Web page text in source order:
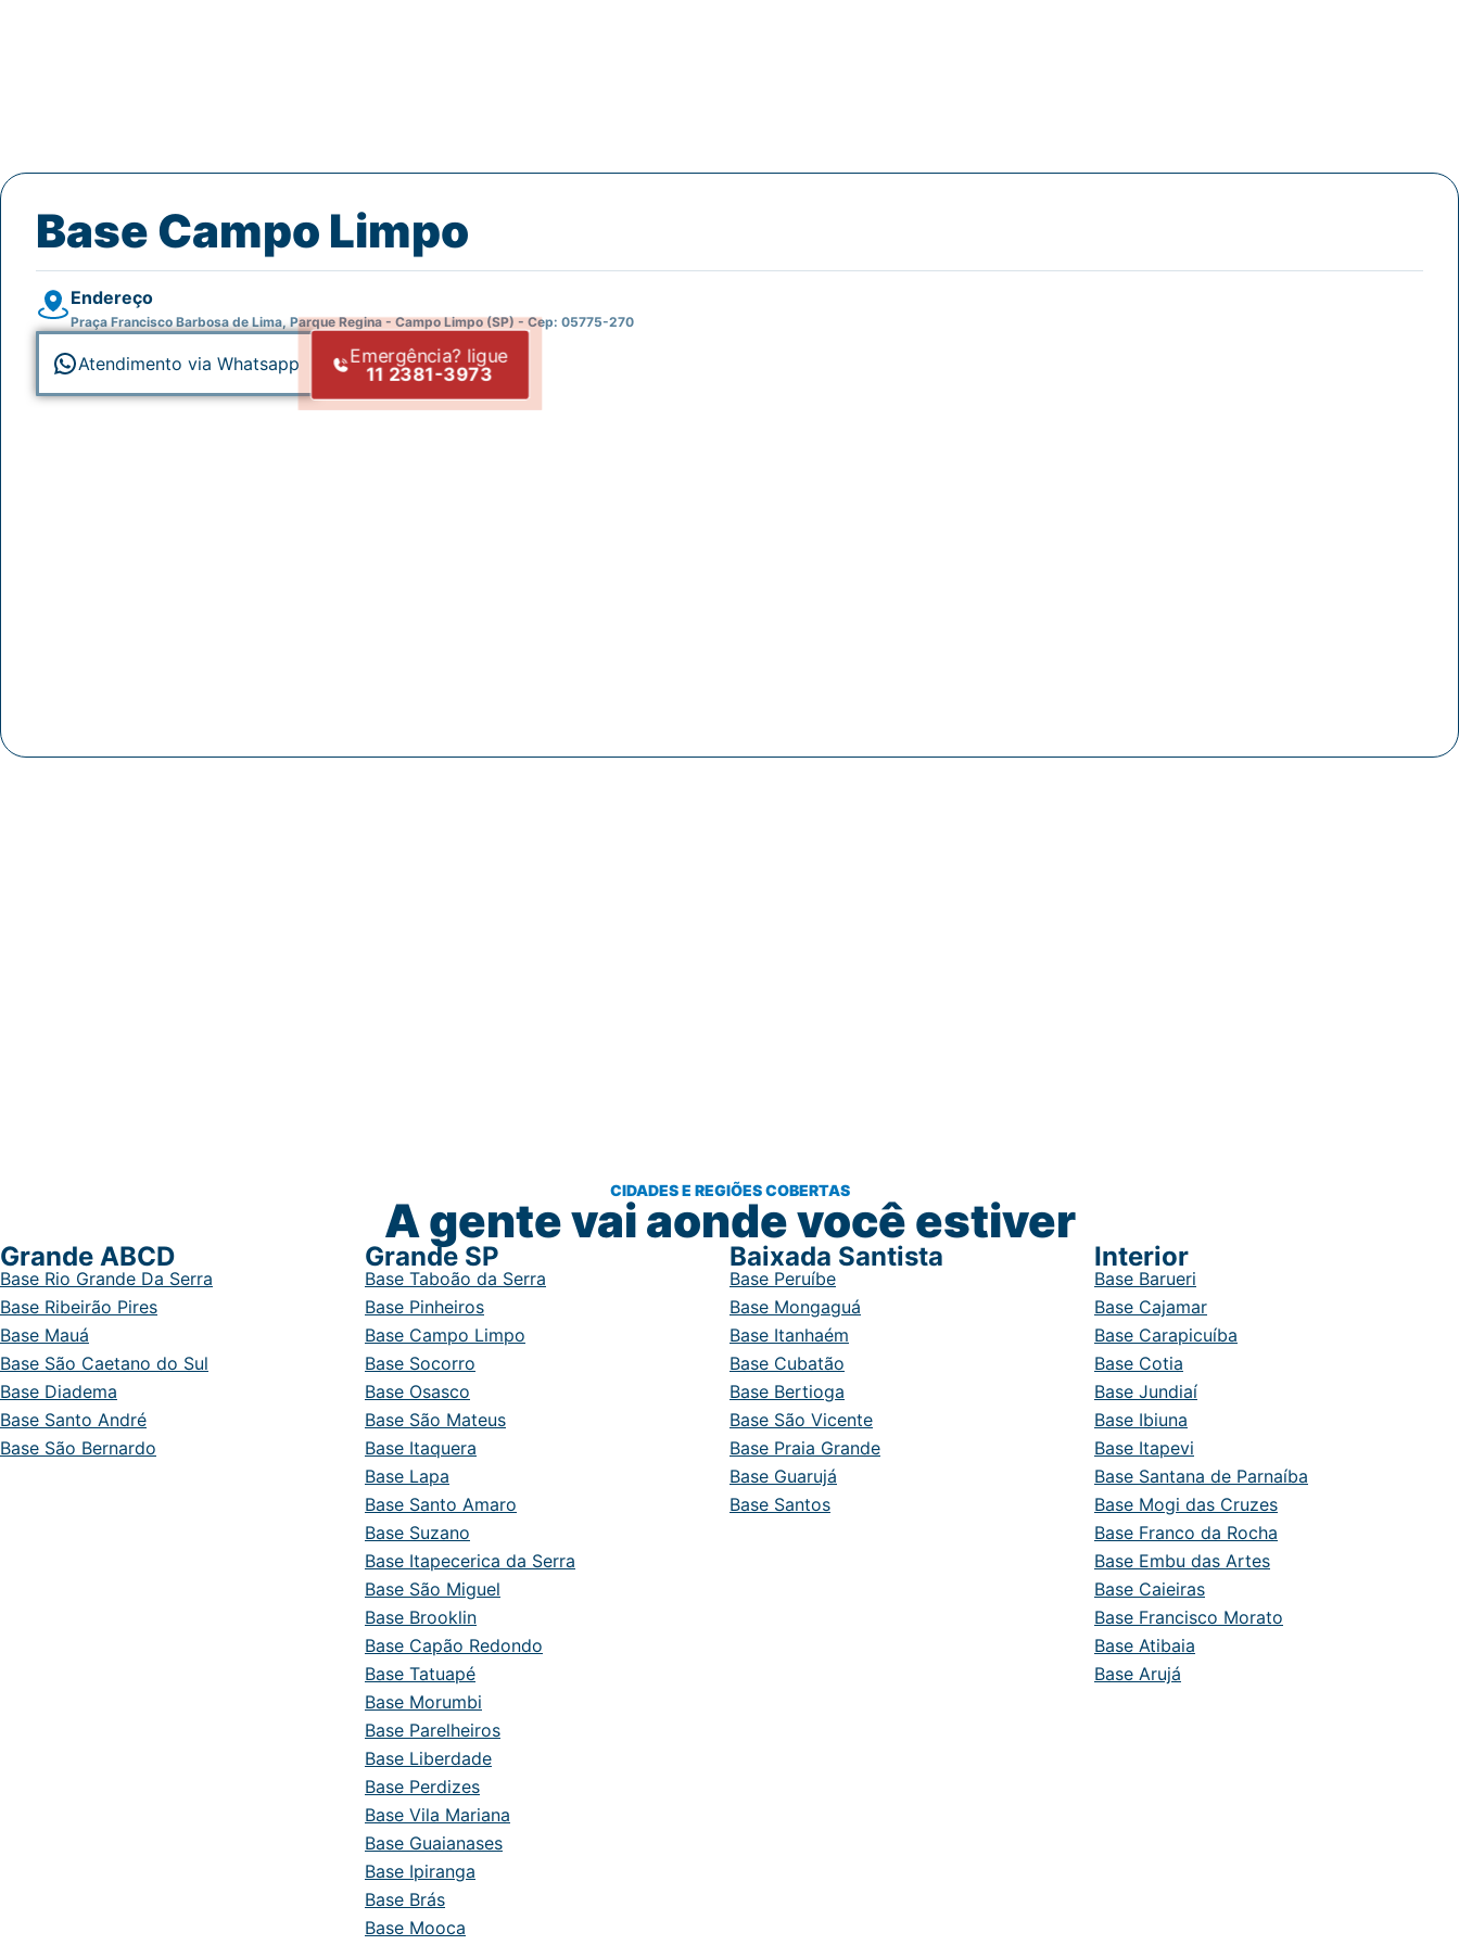
Base Campo Limpo
Endereço
Praça Francisco Barbosa de Lima, Parque Regina - Campo Limpo (SP) - Cep: 05775-270
Atendimento via Whatsapp
Emergência? ligue
11 2381-3973
CIDADES E REGIÕES COBERTAS
A gente vai aonde você estiver
Grande ABCD
Base Rio Grande Da Serra
Base Ribeirão Pires
Base Mauá
Base São Caetano do Sul
Base Diadema
Base Santo André
Base São Bernardo
Grande SP
Base Taboão da Serra
Base Pinheiros
Base Campo Limpo
Base Socorro
Base Osasco
Base São Mateus
Base Itaquera
Base Lapa
Base Santo Amaro
Base Suzano
Base Itapecerica da Serra
Base São Miguel
Base Brooklin
Base Capão Redondo
Base Tatuapé
Base Morumbi
Base Parelheiros
Base Liberdade
Base Perdizes
Base Vila Mariana
Base Guaianases
Base Ipiranga
Base Brás
Base Mooca
Baixada Santista
Base Peruíbe
Base Mongaguá
Base Itanhaém
Base Cubatão
Base Bertioga
Base São Vicente
Base Praia Grande
Base Guarujá
Base Santos
Interior
Base Barueri
Base Cajamar
Base Carapicuíba
Base Cotia
Base Jundiaí
Base Ibiuna
Base Itapevi
Base Santana de Parnaíba
Base Mogi das Cruzes
Base Franco da Rocha
Base Embu das Artes
Base Caieiras
Base Francisco Morato
Base Atibaia
Base Arujá